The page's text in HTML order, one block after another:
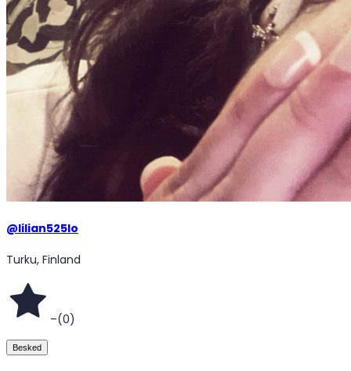
@lilian525lo
Turku, Finland
–(0)
Besked